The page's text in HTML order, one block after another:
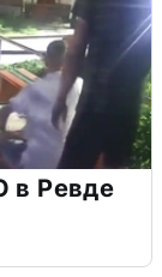
в Ревде